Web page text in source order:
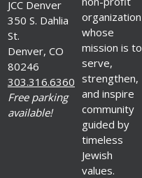
JCC Denver
350 S. Dahlia
St.
Denver, CO
80246
303.316.6360
Free parking
available!
organization
whose
mission is to
serve,
strengthen,
and inspire
community
guided by
timeless
Jewish
values.